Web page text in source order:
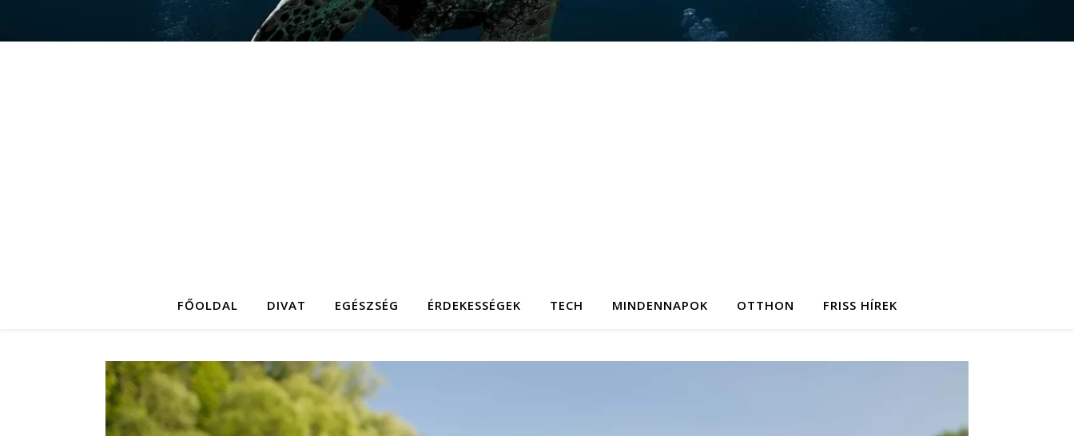
FŐOLDAL DIVAT EGÉSZSÉG ÉRDEKESSÉGEK TECH MINDENNAPOK OTTHON FRISS HÍREK